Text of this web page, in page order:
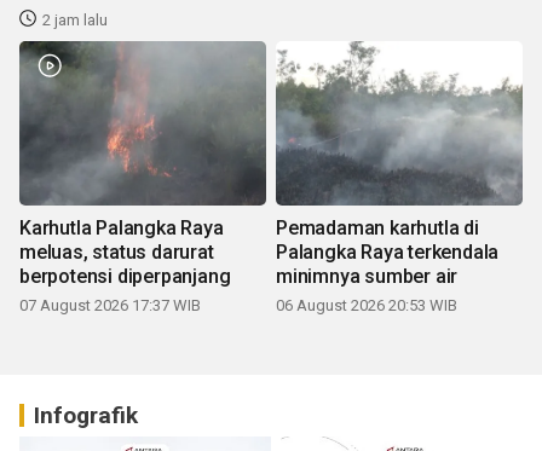
2 jam lalu
Karhutla Palangka Raya
meluas, status darurat
berpotensi diperpanjang
07 August 2026 17:37 WIB
Pemadaman karhutla di
Palangka Raya terkendala
minimnya sumber air
06 August 2026 20:53 WIB
Infografik